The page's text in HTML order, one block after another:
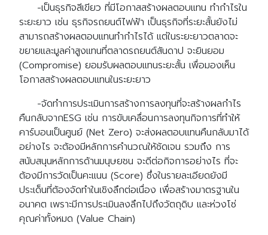
-เป็นธุรกิจสีเขียว ที่มีโอกาสสร้างผลตอบแทน ทำกำไรใน
ระยะยาว เช่น ธุรกิจรถยนต์ไฟฟ้า เป็นธุรกิจที่ระยะสั้นยังไม่
สามารถสร้างผลตอบแทนทำกำไรได้ แต่ในระยะยาวตลาดจะ
ขยายและมูลค่าสูงแทนที่ตลาดรถยนต์สันดาป จะยินยอม
(Compromise) ยอมรับผลตอบแทนระยะสั้น เพื่อมองเห็น
โอกาสสร้างผลตอบแทนในระยะยาว
-จัดทำการประเมินการสร้างการลงทุนที่จะสร้างผลกำไร
คืนกลับจากESG เช่น การขับเคลื่อนการลงทุนกิจการที่ทำให้
คาร์บอนเป็นศูนย์ (Net Zero) จะส่งผลตอบแทนคืนกลับมาได้
อย่างไร จะต้องมีหลักการคำนวณให้ชัดเจน รวมถึง การ
สนับสนุนหลักการด้านมนุษยชน จะดีต่อกิจการอย่างไร ที่จะ
ต้องมีการวัดเป็นคะแนน (Score) ซึ่งในรายละเอียดยังมี
ประเด็นที่ต้องจัดทำในเชิงลึกต่อเนื่อง เพื่อสร้างมาตรฐานใน
อนาคต เพราะมีการประเมินลงลึกไปถึงวัตถุดิบ และห่วงโซ่
คุณค่าทั้งหมด (Value Chain)